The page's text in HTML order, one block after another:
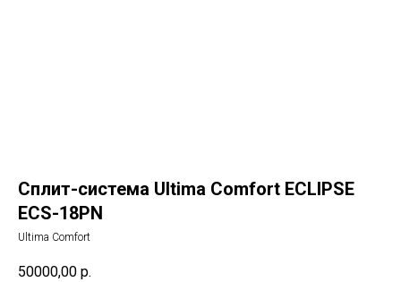
Сплит-система Ultima Comfort ECLIPSE
ECS-18PN
Ultima Comfort
50000,00 р.